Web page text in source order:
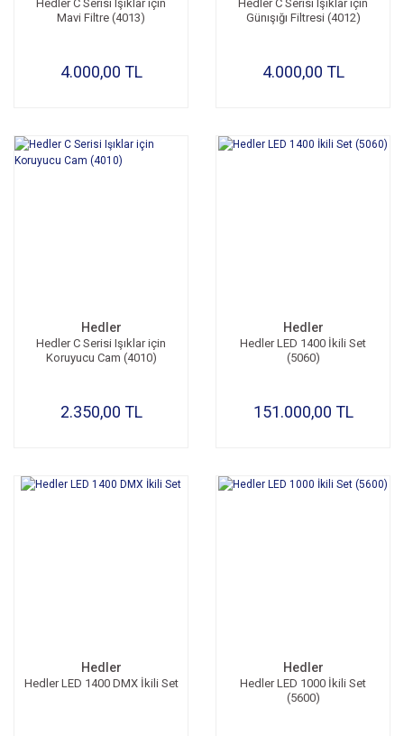
Hedler C Serisi Işıklar için
Mavi Filtre (4013)
4.000,00 TL
Hedler C Serisi Işıklar için
Günışığı Filtresi (4012)
4.000,00 TL
Hedler
Hedler C Serisi Işıklar için
Koruyucu Cam (4010)
2.350,00 TL
Hedler
Hedler LED 1400 İkili Set
(5060)
151.000,00 TL
Hedler
Hedler LED 1400 DMX İkili Set
Hedler
Hedler LED 1000 İkili Set
(5600)